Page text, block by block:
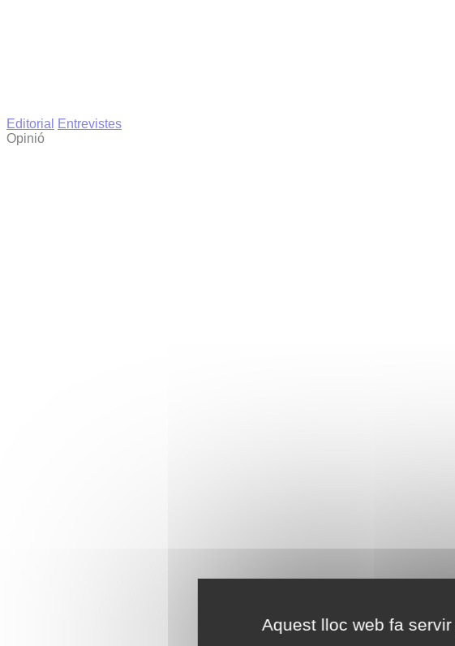
Aquest lloc web fa
Editorial
Entrevistes
Opinió